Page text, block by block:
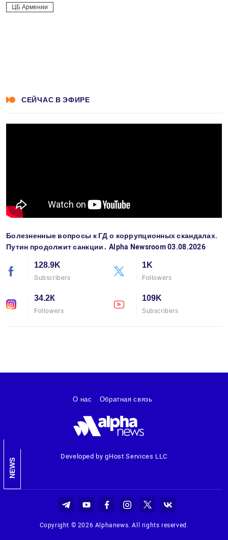
ЦБ Армении
СЕЙЧАС В ЭФИРЕ
Болезненные вопросы к ГД о коррупционных скандалах.
Путин продолжит санкции․ Alpha Newsroom 03.08.2026
128.9K
Subscribers
1K
Followers
34.2К
Followers
109K
Subscribers
NEWS
Developed by gHost Services LLC
О нас Обратная связь
Copyright © 2026 Alphanews. All rights reserved.